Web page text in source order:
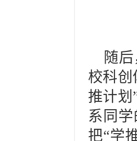
随
校科
推计划
系同
把“学